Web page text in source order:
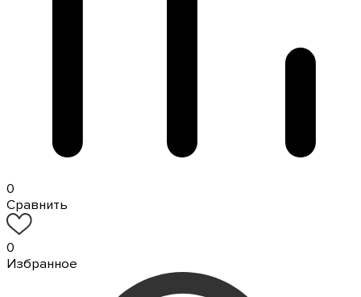
0
Сравнить
0
Избранное